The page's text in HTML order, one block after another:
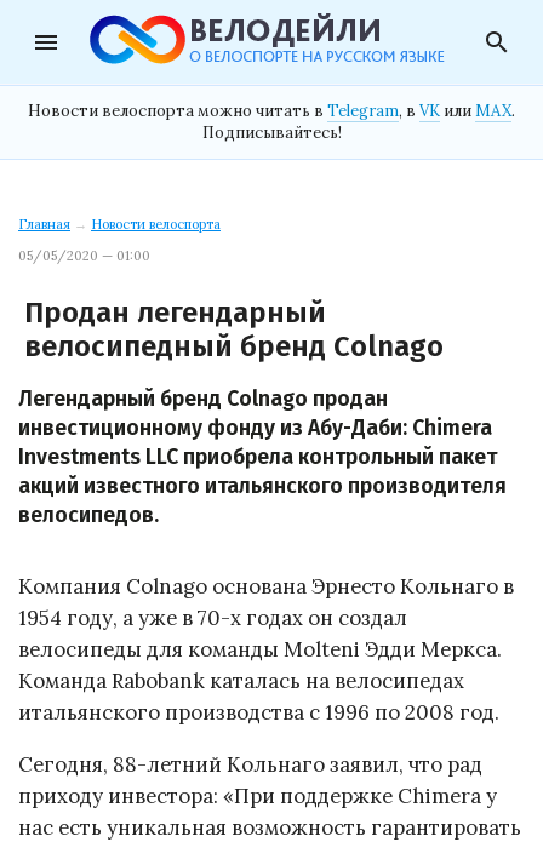
menu search
Новости велоспорта можно читать в Telegram, в VK илиMAX.
Подписывайтесь!
Главная → Новости велоспорта
05/05/2020 — 01:00
Продан легендарный
велосипедный бренд Colnago
Легендарный бренд Colnago продан
инвестиционному фонду из Абу-Даби: Chimera
Investments LLC приобрела контрольный пакет
акций известного итальянского производителя
велосипедов.
Компания Colnago основана Эрнесто Кольнаго в
1954 году, а уже в 70-х годах он создал
велосипеды для команды Molteni Эдди Меркса.
Команда Rabobank каталась на велосипедах
итальянского производства с 1996 по 2008 год.
Сегодня, 88-летний Кольнаго заявил, что рад
приходу инвестора: «При поддержке Chimera у
нас есть уникальная возможность гарантировать